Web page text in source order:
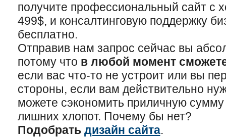
получите профессиональный сайт с
499$, и консалтинговую поддержку
бесплатно.
Отправив нам запрос сейчас вы
потому что в любой момент
если вас что-то не устроит или вы
стороны, если вам действительно
можете сэкономить приличную
лишних хлопот. Почему бы нет?
Подобрать дизайн сайта.